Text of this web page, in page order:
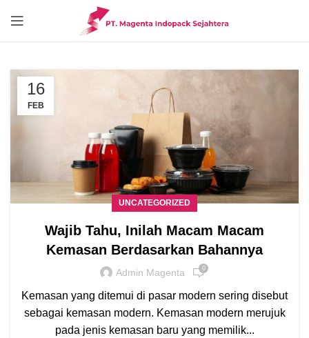
16
FEB
UNCATEGORIZED
Wajib Tahu, Inilah Macam Macam
Kemasan Berdasarkan Bahannya
Admin Magenta 0
Kemasan yang ditemui di pasar modern sering disebut
sebagai kemasan modern. Kemasan modern merujuk
pada jenis kemasan baru yang memilik...